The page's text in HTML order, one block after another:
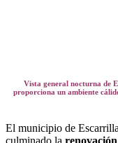
Vista general nocturna de
proporciona un ambiente
El municipio de